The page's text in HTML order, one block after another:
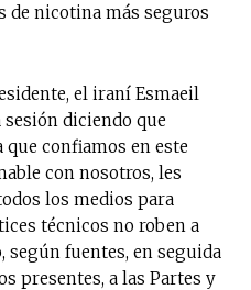
de nicotina más seguros
el iraní Esmaeil
diciendo que
confiamos en este
con nosotros, les
los medios para
técnicos no roben a
según fuentes, en seguida
presentes, a las Partes y